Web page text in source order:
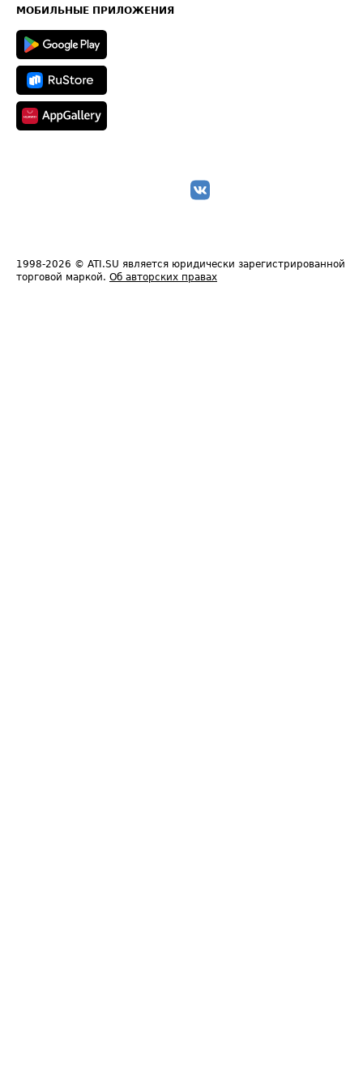
Техническая информация
МОБИЛЬНЫЕ ПРИЛОЖЕНИЯ
1998-2026 © ATI.SU является юридически зарегистрированной
торговой маркой. Об авторских правах